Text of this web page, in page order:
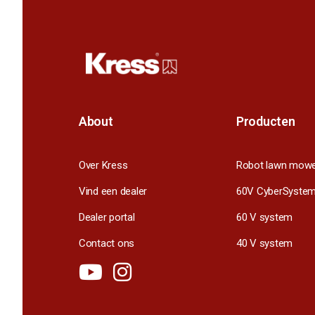
About
Over Kress
Vind een dealer
Dealer portal
Contact ons
Producten
Robot lawn
60V CyberSystem
60 V system
40 V system